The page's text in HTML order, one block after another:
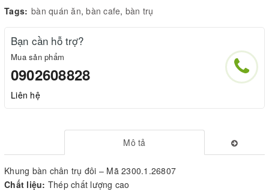
Tags: bàn quán ăn,bàn cafe, bàn trụ
Bạn cần hỗ trợ?
Mua sản phẩm
0902608828
Liên hệ
Mô tả
Khung bàn chân trụ đôi – Mã 2300.1.26807
Chất liệu: Thép chất lượng cao